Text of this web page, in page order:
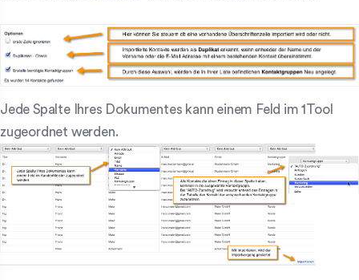
Jede Spalte Ihres Dokumentes kann einem Feld im 1Tool
zugeordnet werden.